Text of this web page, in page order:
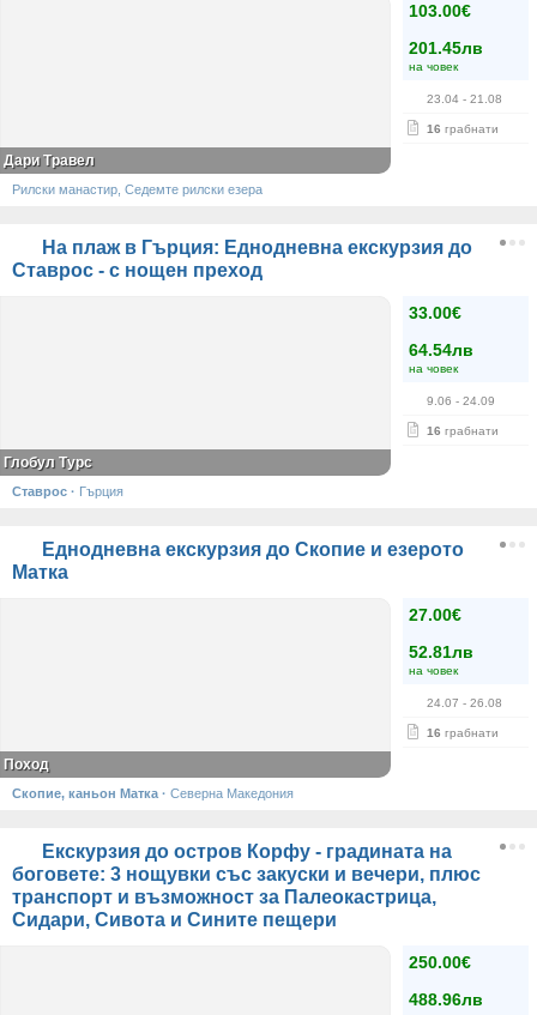
103.00€
201.45лв
на човек
23.04 - 21.08
16 грабнати
Дари Травел
Рилски манастир, Седемте рилски езера
На плаж в Гърция: Еднодневна екскурзия до
Ставрос - с нощен преход
33.00€
64.54лв
на човек
9.06 - 24.09
16 грабнати
Глобул Турс
Ставрос · Гърция
Еднодневна екскурзия до Скопие и езерото
Матка
27.00€
52.81лв
на човек
24.07 - 26.08
16 грабнати
Поход
Скопие, каньон Матка · Северна Македония
Екскурзия до остров Корфу - градината на
боговете: 3 нощувки със закуски и вечери, плюс
транспорт и възможност за Палеокастрица,
Сидари, Сивота и Сините пещери
250.00€
488.96лв